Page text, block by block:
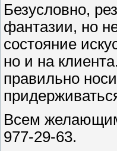
Безусловно,
фантазии, но
состояние
но и на
правильно
Всем
977-29-63.